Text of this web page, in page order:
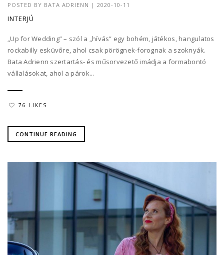
POSTED BY BATA ADRIENN | 2020-10-11
INTERJÚ
„Up for Wedding” – szól a „hívás” egy bohém, játékos, hangulatos
rockabilly esküvőre, ahol csak pörögnek-forognak a szoknyák.
Bata Adrienn szertartás- és műsorvezető imádja a formabontó
vállalásokat, ahol a párok...
76 LIKES
CONTINUE READING